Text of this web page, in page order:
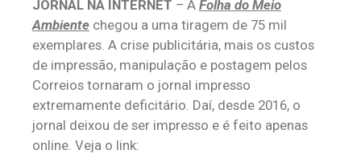
JORNAL NA INTERNET – A Folha do Meio
Ambiente chegou a uma tiragem de 75 mil
exemplares. A crise publicitária, mais os custos
de impressão, manipulação e postagem pelos
Correios tornaram o jornal impresso
extremamente deficitário. Daí, desde 2016, o
jornal deixou de ser impresso e é feito apenas
online. Veja o link: